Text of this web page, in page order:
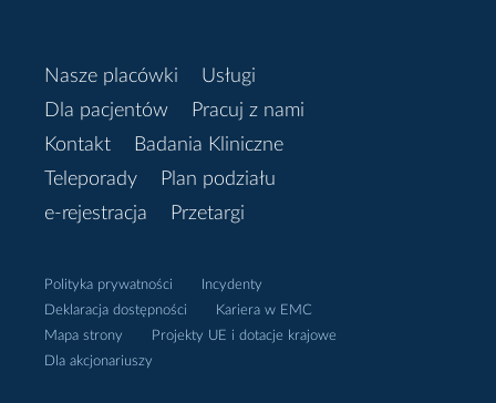
Nasze placówki
Usługi
Dla pacjentów
Pracuj z nami
Kontakt
Badania Kliniczne
Teleporady
Plan podziału
e-rejestracja
Przetargi
Polityka prywatności
Incydenty
Deklaracja dostępności
Kariera w EMC
Mapa strony
Projekty UE i dotacje krajowe
Dla akcjonariuszy